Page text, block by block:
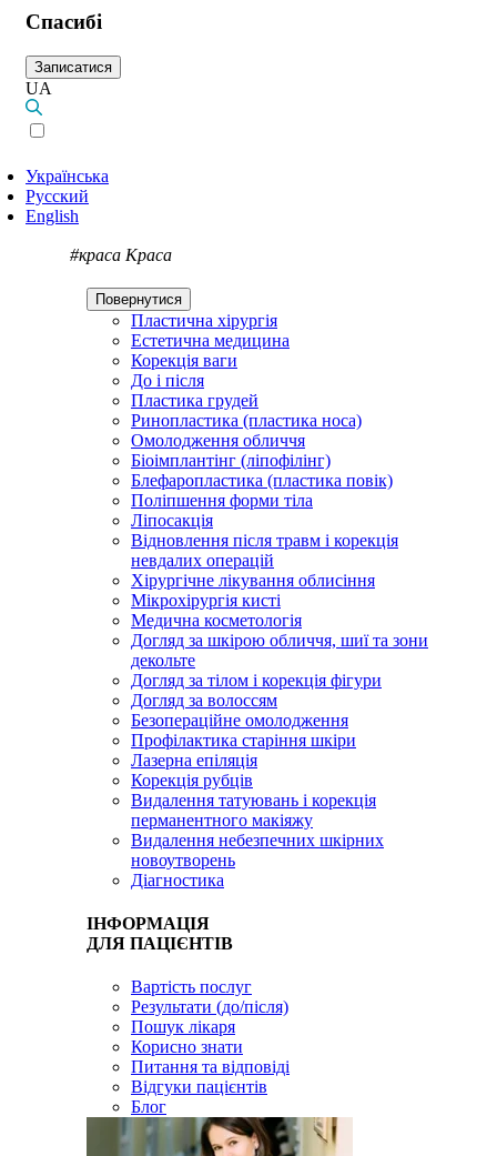
Спасибі
Записатися
UA
Українська
Русский
English
#краса Краса
Повернутися
Пластична хірургія
Естетична медицина
Корекція ваги
До і після
Пластика грудей
Ринопластика (пластика носа)
Омолодження обличчя
Біоімплантінг (ліпофілінг)
Блефаропластика (пластика повік)
Поліпшення форми тіла
Ліпосакція
Відновлення після травм і корекція
невдалих операцій
Хірургічне лікування облисіння
Мікрохірургія кисті
Медична косметологія
Догляд за шкірою обличчя, шиї та зони
декольте
Догляд за тілом і корекція фігури
Догляд за волоссям
Безопераційне омолодження
Профілактика старіння шкіри
Лазерна епіляція
Корекція рубців
Видалення татуювань і корекція
перманентного макіяжу
Видалення небезпечних шкірних
новоутворень
Діагностика
ІНФОРМАЦІЯ
ДЛЯ ПАЦІЄНТІВ
Вартість послуг
Результати (до/після)
Пошук лікаря
Корисно знати
Питання та відповіді
Відгуки пацієнтів
Блог